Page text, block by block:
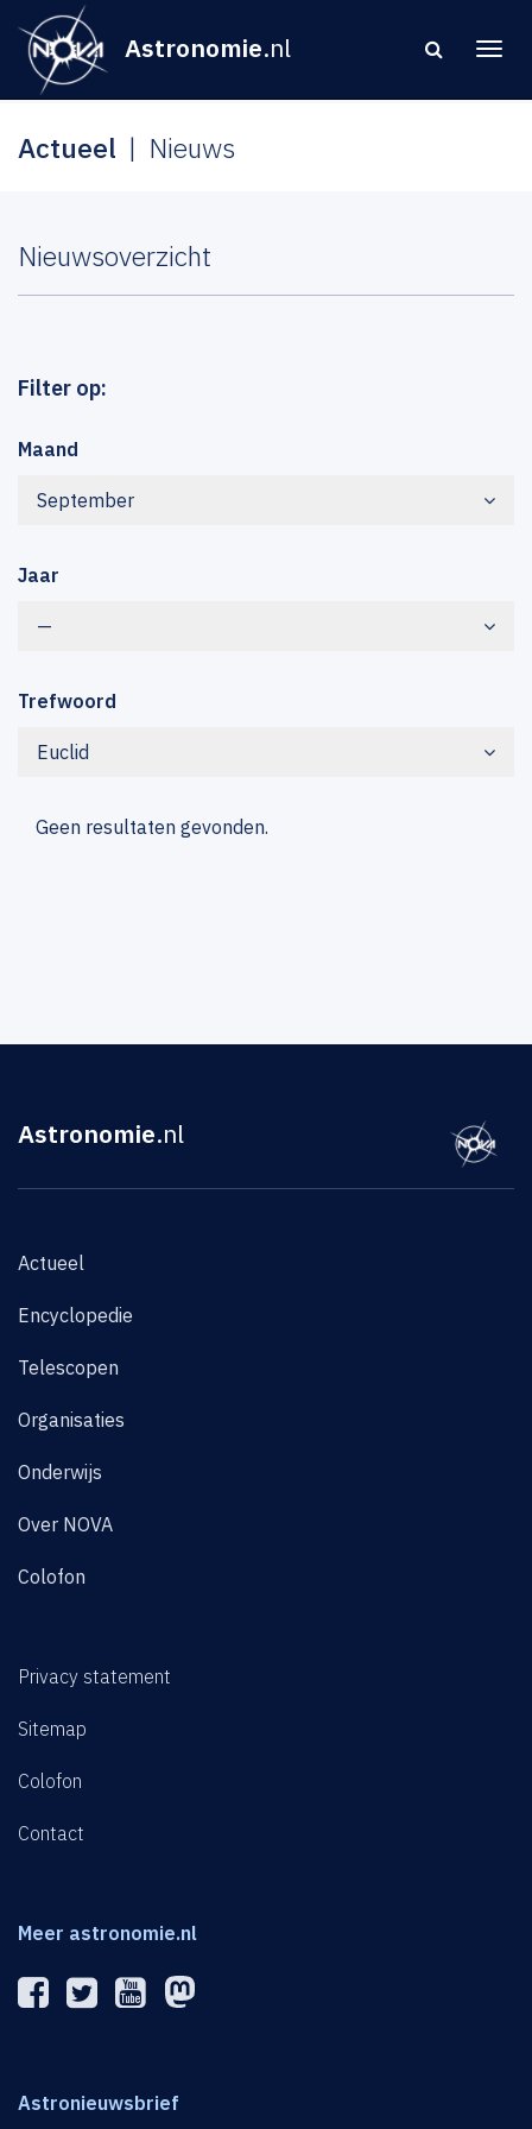
Astronomie.nl
Actueel Nieuws
Nieuwsoverzicht
Filter op:
Maand
September
Jaar
—
Trefwoord
Euclid
Geen resultaten gevonden.
Astronomie.nl
Actueel
Encyclopedie
Telescopen
Organisaties
Onderwijs
Over NOVA
Colofon
Privacy statement
Sitemap
Colofon
Contact
Meer astronomie.nl
Astronieuwsbrief